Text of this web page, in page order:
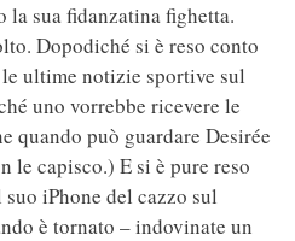
la sua fidanzatina fighetta.
Dopodiché si è reso conto
ultime notizie sportive sul
uno vorrebbe ricevere le
quando può guardare Desirée
le capisco.) E si è pure reso
iPhone del cazzo sul
è tornato – indovinate un